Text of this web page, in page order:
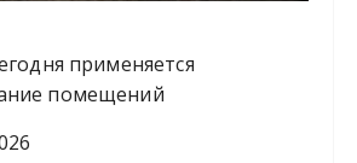
применяется
помещений